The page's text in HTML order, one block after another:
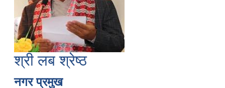
श्री लब श्रेष्ठ
नगर प्रमुख